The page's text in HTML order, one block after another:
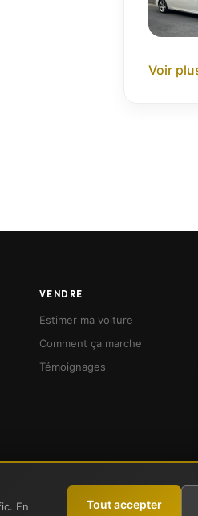
et poser
Voir
VENDRE
Estimer ma voiture
Comment ça marche
Témoignages
peut recourir gratuitement au
En
Tout accepter